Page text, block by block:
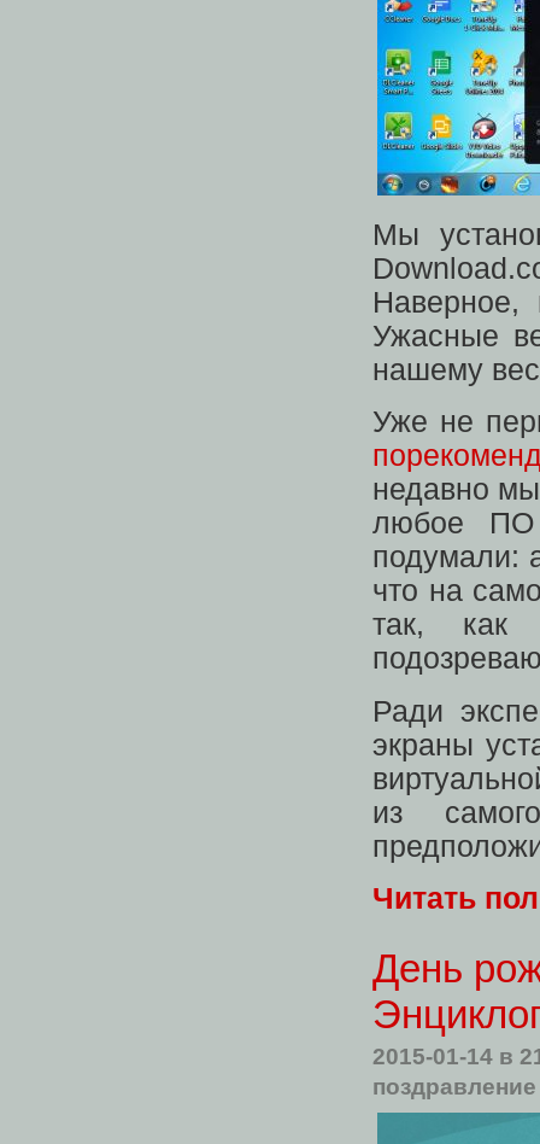
Мы
Ужасные
нашему
Уже не
недавно
любое ПО
подумали:
что на
так, как
Ради
экраны
из
Читать
День
2015-01-14 в
поздравление